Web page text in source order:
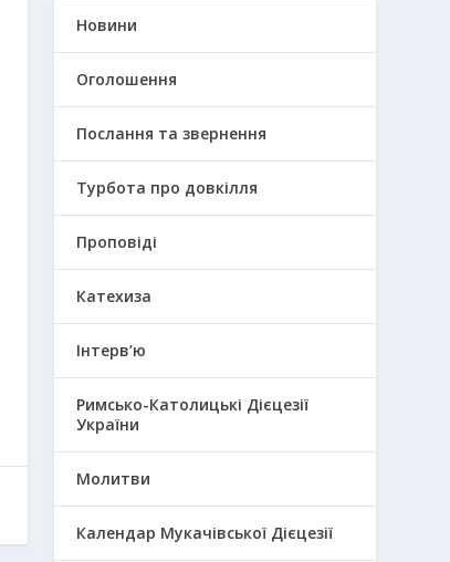
Новини
Оголошення
Послання та звернення
Турбота про довкілля
Проповіді
Катехиза
Інтерв’ю
Римсько-Католицькі Дієцезії
України
Молитви
Календар Мукачівської Дієцезії